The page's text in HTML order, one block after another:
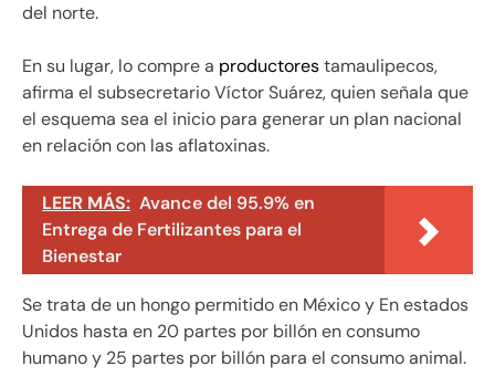
del norte.
En su lugar, lo compre a productorestamaulipecos,
afirma el subsecretario Víctor Suárez, quien señala que
el esquema sea el inicio para generar un plan nacional
en relación con las aflatoxinas.
LEER MÁS: Avance del 95.9% en
Entrega de Fertilizantes para el
Bienestar
Se trata de un hongo permitido en México y En estados
Unidos hasta en 20 partes por billón en consumo
humano y 25 partes por billón para el consumo animal.